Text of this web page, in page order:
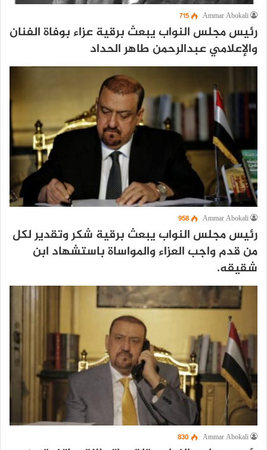
Ammar Abokali
715
رئيس مجلس النواب يبعث برقية عزاء بوفاة الفنان
والإعلامي عبدالرحمن طاهر الحداد
Ammar Abokali
958
رئيس مجلس النواب يبعث برقية شكر وتقدير لكل
من قدم واجب العزاء والمواساة باستشهاد ابن
شقيقه.
Ammar Abokali
830